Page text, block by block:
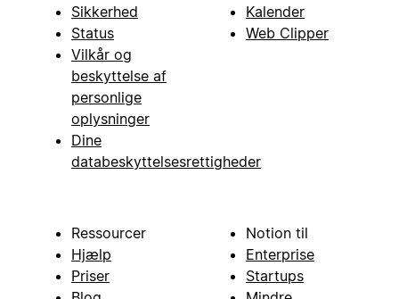
Sikkerhed
Status
Vilkår og
beskyttelse af
personlige
oplysninger
Dine
databeskyttelsesrettigheder
Kalender
Web Clipper
Ressourcer
Hjælp
Priser
Notion til
Enterprise
Startups